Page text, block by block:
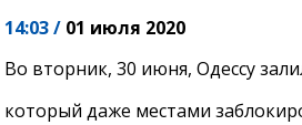
14:03 / 01 июля 2020
Во вторник, 30 июня, Одессу
который даже местами